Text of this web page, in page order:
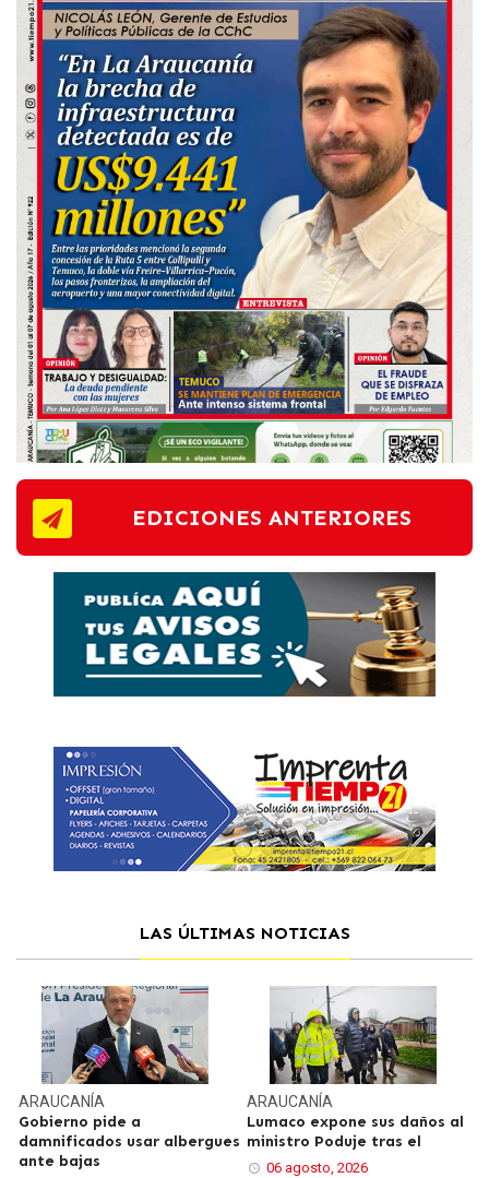
EDICIONES ANTERIORES
LAS ÚLTIMAS NOTICIAS
ARAUCANÍA
Gobierno pide a
damnificados usar albergues
ante bajas
ARAUCANÍA
Lumaco expone sus daños al
ministro Poduje tras el
06 agosto, 2026